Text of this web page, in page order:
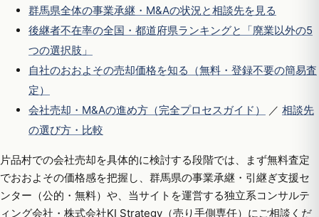
群馬県全体の事業承継・M&Aの状況と相談先を見る
後継者不在率の全国・都道府県ランキングと「廃業以外の5
つの選択肢」
自社のおおよその売却価格を知る（無料・登録不要の簡易査
定）
会社売却・M&Aの進め方（完全プロセスガイド）
／ 相談先
の選び方・比較
片品村での会社売却を具体的に検討する段階では、まず無料査定
でおおよその価格感を把握し、群馬県の事業承継・引継ぎ支援セ
ンター（公的・無料）や、当サイトを運営する独立系コンサルテ
ィング会社・株式会社KI Strategy（売り手側専任）にご相談くだ